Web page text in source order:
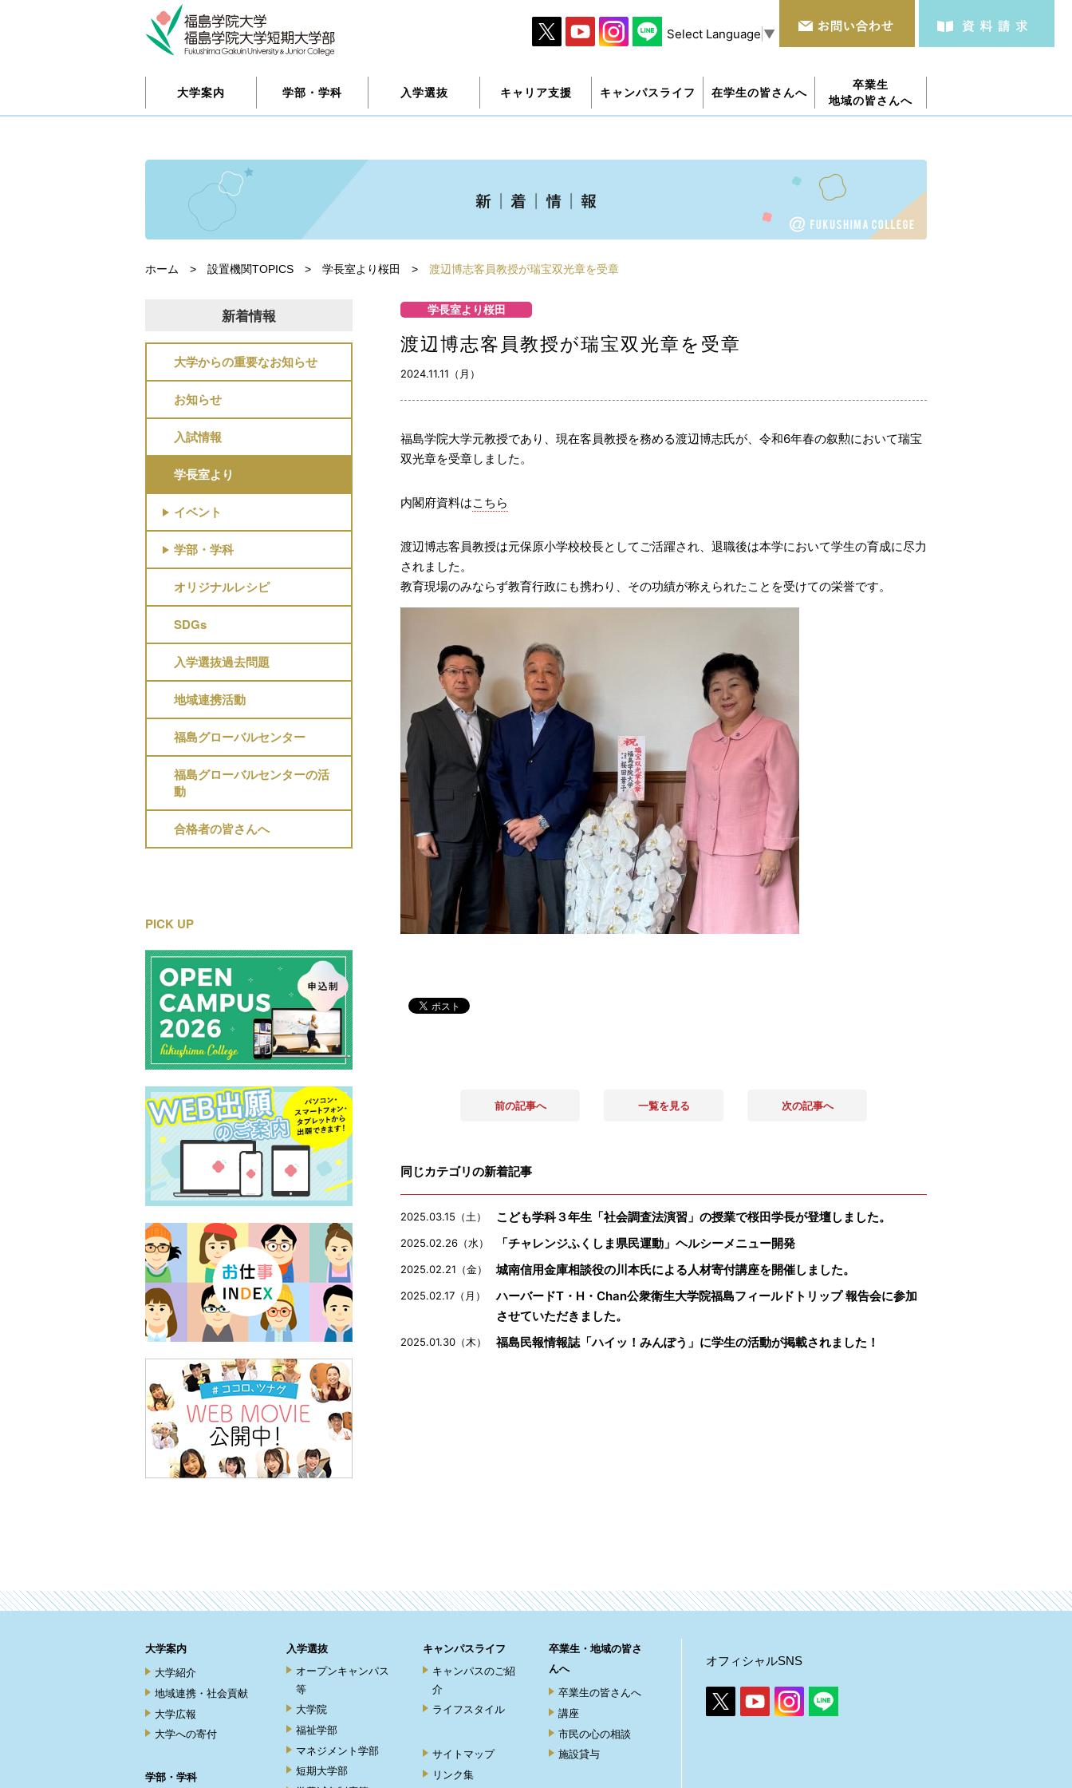
Select Language ▼
大学案内 学部・学科 入学選抜 キャリア支援 キャンパスライフ 在学生の皆さんへ
卒業生
地域の皆さんへ
ホーム > 設置機関TOPICS > 学長室より桜田 > 渡辺博志客員教授が瑞宝双光章を受章
新着情報
大学からの重要なお知らせ
お知らせ
入試情報
学長室より
イベント
学部・学科
オリジナルレシピ
SDGs
入学選抜過去問題
地域連携活動
福島グローバルセンター
福島グローバルセンターの活
動
合格者の皆さんへ
PICK UP
学長室より桜田
渡辺博志客員教授が瑞宝双光章を受章
2024.11.11（月）
福島学院大学元教授であり、現在客員教授を務める渡辺博志氏が、令和6年春の叙勲において瑞宝
双光章を受章しました。
内閣府資料はこちら
渡辺博志客員教授は元保原小学校校長としてご活躍され、退職後は本学において学生の育成に尽力
されました。
教育現場のみならず教育行政にも携わり、その功績が称えられたことを受けての栄誉です。
前の記事へ 一覧を見る 次の記事へ
同じカテゴリの新着記事
2025.03.15（土） こども学科３年生「社会調査法演習」の授業で桜田学長が登壇しました。
2025.02.26（水） 「チャレンジふくしま県民運動」ヘルシーメニュー開発
2025.02.21（金） 城南信用金庫相談役の川本氏による人材寄付講座を開催しました。
2025.02.17（月）
ハーバードT・H・Chan公衆衛生大学院福島フィールドトリップ 報告会に参加
させていただきました。
2025.01.30（木） 福島民報情報誌「ハイッ！みんぽう」に学生の活動が掲載されました！
大学案内
大学紹介
地域連携・社会貢献
大学広報
大学への寄付
学部・学科
入学選抜
オープンキャンパス
等
大学院
福祉学部
マネジメント学部
短期大学部
キャンパスライフ
キャンパスのご紹
介
ライフスタイル
サイトマップ
リンク集
卒業生・地域の皆さ
んへ
卒業生の皆さんへ
講座
市民の心の相談
施設貸与
オフィシャルSNS